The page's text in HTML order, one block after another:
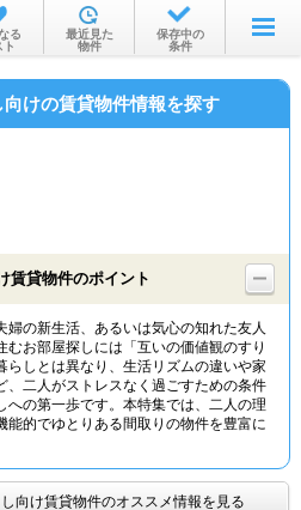
屋を探す
沿線・駅から
物件特集から
TOP
る
ト
最近見た
物件
保存中の
条件
けの賃貸物件情報を探す
賃貸物件のポイント
婦の新生活、あるいは気心の知れた友人
むお部屋探しには「互いの価値観のすり
らしとは異なり、生活リズムの違いや家
、二人がストレスなく過ごすための条件
への第一歩です。本特集では、二人の理
能的でゆとりある間取りの物件を豊富に
向け賃貸物件のオススメ情報を見る